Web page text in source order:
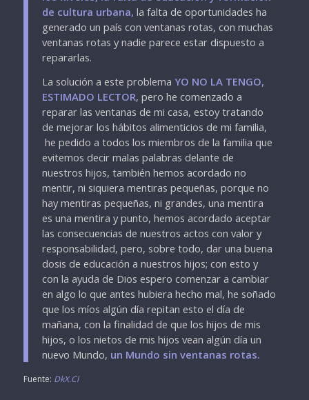
de cultura urbana, la falta de oportunidades ha
generado un país con ventanas rotas, con muchas
ventanas rotas y nadie parece estar dispuesto a
repararlas.
La solución a este problema YO NO LA TENGO,
ESTIMADO LECTOR, pero he comenzado a
reparar las ventanas de mi casa, estoy tratando
de mejorar los hábitos alimenticios de mi familia,
he pedido a todos los miembros de la familia que
evitemos decir malas palabras delante de
nuestros hijos, también hemos acordado no
mentir, ni siquiera mentiras pequeñas, porque no
hay mentiras pequeñas, ni grandes, una mentira
es una mentira y punto, hemos acordado aceptar
las consecuencias de nuestros actos con valor y
responsabilidad, pero, sobre todo, dar una buena
dosis de educación a nuestros hijos; con esto y
con la ayuda de Dios espero comenzar a cambiar
en algo lo que antes hubiera hecho mal, he soñado
que los míos algún día repitan esto el día de
mañana, con la finalidad de que los hijos de mis
hijos, o los nietos de mis hijos vean algún día un
nuevo Mundo, un Mundo sin ventanas rotas.
Fuente: DkX.Cl